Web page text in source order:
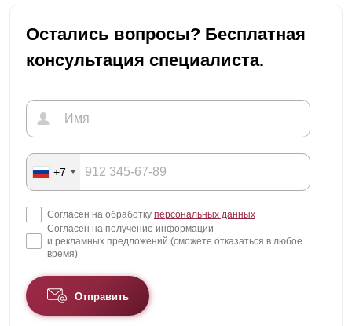
Остались вопросы? Бесплатная
консультация специалиста.
+7
Согласен на обработку персональных данных
Согласен на получение информации
и рекламных предложений (сможете отказаться в любое
время)
Отправить